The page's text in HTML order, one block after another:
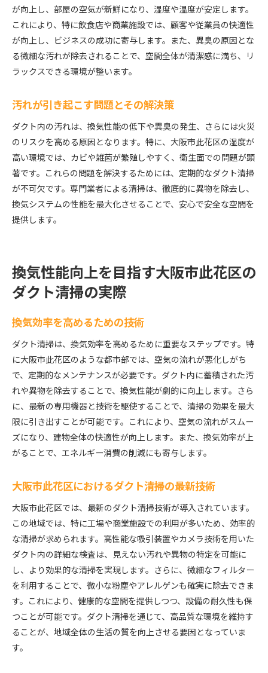
が向上し、部屋の空気が新鮮になり、湿度や温度が安定します。
これにより、特に飲食店や商業施設では、顧客や従業員の快適性
が向上し、ビジネスの成功に寄与します。また、異臭の原因とな
る微細な汚れが除去されることで、空間全体が清潔感に満ち、リ
ラックスできる環境が整います。
汚れが引き起こす問題とその解決策
ダクト内の汚れは、換気性能の低下や異臭の発生、さらには火災
のリスクを高める原因となります。特に、大阪市此花区の湿度が
高い環境では、カビや雑菌が繁殖しやすく、衛生面での問題が顕
著です。これらの問題を解決するためには、定期的なダクト清掃
が不可欠です。専門業者による清掃は、徹底的に異物を除去し、
換気システムの性能を最大化させることで、安心で安全な空間を
提供します。
換気性能向上を目指す大阪市此花区の
ダクト清掃の実際
換気効率を高めるための技術
ダクト清掃は、換気効率を高めるために重要なステップです。特
に大阪市此花区のような都市部では、空気の流れが悪化しがち
で、定期的なメンテナンスが必要です。ダクト内に蓄積された汚
れや異物を除去することで、換気性能が劇的に向上します。さら
に、最新の専用機器と技術を駆使することで、清掃の効果を最大
限に引き出すことが可能です。これにより、空気の流れがスムー
ズになり、建物全体の快適性が向上します。また、換気効率が上
がることで、エネルギー消費の削減にも寄与します。
大阪市此花区におけるダクト清掃の最新技術
大阪市此花区では、最新のダクト清掃技術が導入されています。
この地域では、特に工場や商業施設での利用が多いため、効率的
な清掃が求められます。高性能な吸引装置やカメラ技術を用いた
ダクト内の詳細な検査は、見えない汚れや異物の特定を可能に
し、より効果的な清掃を実現します。さらに、微細なフィルター
を利用することで、微小な粉塵やアレルゲンも確実に除去できま
す。これにより、健康的な空間を提供しつつ、設備の耐久性も保
つことが可能です。ダクト清掃を通じて、高品質な環境を維持す
ることが、地域全体の生活の質を向上させる要因となっていま
す。